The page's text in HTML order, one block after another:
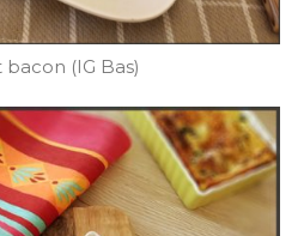
(IG Bas)